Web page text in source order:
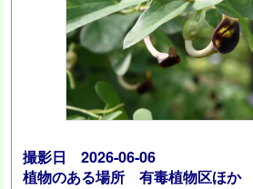
撮影日 2026-06-06
植物のある場所 有毒植物区ほか